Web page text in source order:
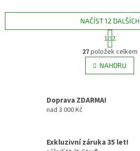
O
v
l
á
v
NAČÍST 12 DALŠÍCH
S
t
r
á
n
k
1 2
27položek celkem
NAHORU
Doprava ZDARMA!
nad 3 000 Kč
Exkluzivní záruka 35 let!